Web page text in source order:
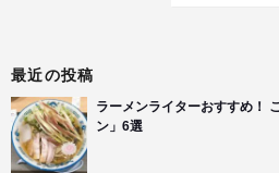
最近の投稿
ラーメンライターおすすめ！
ン」6選